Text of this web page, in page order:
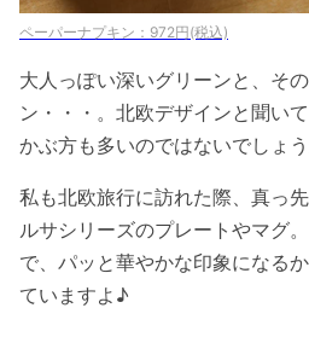
ペーパーナプキン：972円(税込)
大人っぽい深いグリーンと、そ
ン・・・。北欧デザインと聞い
かぶ方も多いのではないでしょう
私も北欧旅行に訪れた際、真っ
ルサシリーズのプレートやマグ
で、パッと華やかな印象になる
ていますよ♪